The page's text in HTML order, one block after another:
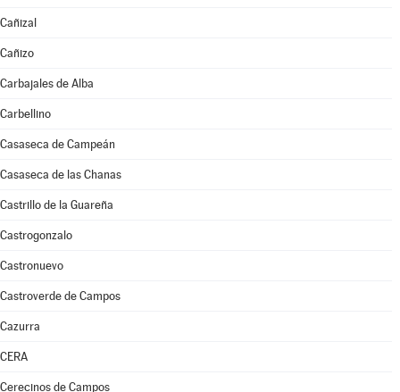
Cañizal
Cañizo
Carbajales de Alba
Carbellino
Casaseca de Campeán
Casaseca de las Chanas
Castrillo de la Guareña
Castrogonzalo
Castronuevo
Castroverde de Campos
Cazurra
CERA
Cerecinos de Campos